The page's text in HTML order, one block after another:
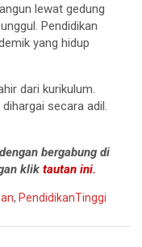
lewat gedung
Pendidikan
yang hidup
dari kurikulum.
secara adil.
bergabung di
klik tautan ini.
, PendidikanTinggi